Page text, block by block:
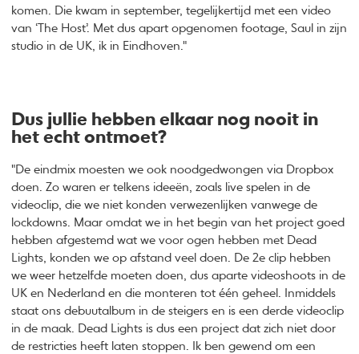
komen. Die kwam in september, tegelijkertijd met een video
van ‘The Host’. Met dus apart opgenomen footage, Saul in zijn
studio in de UK, ik in Eindhoven."
Dus jullie hebben elkaar nog nooit in
het echt ontmoet?
"De eindmix moesten we ook noodgedwongen via Dropbox
doen. Zo waren er telkens ideeën, zoals live spelen in de
videoclip, die we niet konden verwezenlijken vanwege de
lockdowns. Maar omdat we in het begin van het project goed
hebben afgestemd wat we voor ogen hebben met Dead
Lights, konden we op afstand veel doen. De 2e clip hebben
we weer hetzelfde moeten doen, dus aparte videoshoots in de
UK en Nederland en die monteren tot één geheel. Inmiddels
staat ons debuutalbum in de steigers en is een derde videoclip
in de maak. Dead Lights is dus een project dat zich niet door
de restricties heeft laten stoppen. Ik ben gewend om een